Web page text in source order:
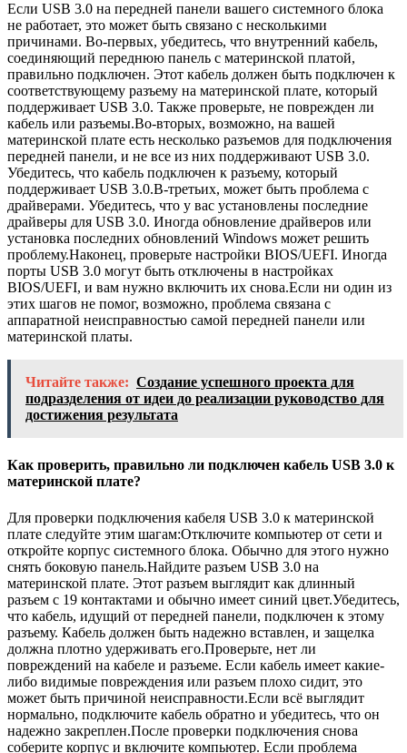
Если USB 3.0 на передней панели вашего системного блока
не работает, это может быть связано с несколькими
причинами. Во-первых, убедитесь, что внутренний кабель,
соединяющий переднюю панель с материнской платой,
правильно подключен. Этот кабель должен быть подключен к
соответствующему разъему на материнской плате, который
поддерживает USB 3.0. Также проверьте, не поврежден ли
кабель или разъемы.Во-вторых, возможно, на вашей
материнской плате есть несколько разъемов для подключения
передней панели, и не все из них поддерживают USB 3.0.
Убедитесь, что кабель подключен к разъему, который
поддерживает USB 3.0.В-третьих, может быть проблема с
драйверами. Убедитесь, что у вас установлены последние
драйверы для USB 3.0. Иногда обновление драйверов или
установка последних обновлений Windows может решить
проблему.Наконец, проверьте настройки BIOS/UEFI. Иногда
порты USB 3.0 могут быть отключены в настройках
BIOS/UEFI, и вам нужно включить их снова.Если ни один из
этих шагов не помог, возможно, проблема связана с
аппаратной неисправностью самой передней панели или
материнской платы.
Читайте также: Создание успешного проекта для
подразделения от идеи до реализации руководство для
достижения результата
Как проверить, правильно ли подключен кабель USB 3.0 к
материнской плате?
Для проверки подключения кабеля USB 3.0 к материнской
плате следуйте этим шагам:Отключите компьютер от сети и
откройте корпус системного блока. Обычно для этого нужно
снять боковую панель.Найдите разъем USB 3.0 на
материнской плате. Этот разъем выглядит как длинный
разъем с 19 контактами и обычно имеет синий цвет.Убедитесь,
что кабель, идущий от передней панели, подключен к этому
разъему. Кабель должен быть надежно вставлен, и защелка
должна плотно удерживать его.Проверьте, нет ли
повреждений на кабеле и разъеме. Если кабель имеет какие-
либо видимые повреждения или разъем плохо сидит, это
может быть причиной неисправности.Если всё выглядит
нормально, подключите кабель обратно и убедитесь, что он
надежно закреплен.После проверки подключения снова
соберите корпус и включите компьютер. Если проблема